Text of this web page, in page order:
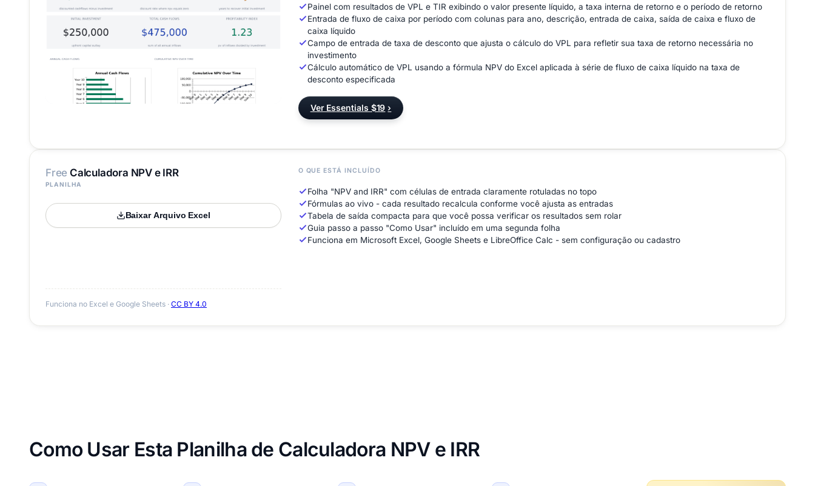
Free Calculadora NPV e IRR
PLANILHA
Baixar Arquivo Excel
Funciona no Excel e Google Sheets · CC BY 4.0
O QUE ESTÁ INCLUÍDO
Folha "NPV and IRR" com células de entrada claramente rotuladas no topo
Fórmulas ao vivo - cada resultado recalcula conforme você ajusta as entradas
Tabela de saída compacta para que você possa verificar os resultados sem rolar
Guia passo a passo "Como Usar" incluído em uma segunda folha
Funciona em Microsoft Excel, Google Sheets e LibreOffice Calc - sem configuração ou cadastro
Painel com resultados de VPL e TIR exibindo o valor presente líquido, a taxa interna de retorno e o período de retorno
Entrada de fluxo de caixa por período com colunas para ano, descrição, entrada de caixa, saída de caixa e fluxo de
caixa líquido
Campo de entrada de taxa de desconto que ajusta o cálculo do VPL para refletir sua taxa de retorno necessária no
investimento
Cálculo automático de VPL usando a fórmula NPV do Excel aplicada à série de fluxo de caixa líquido na taxa de
desconto especificada
Ver Essentials $19 ›
Como Usar Esta Planilha de Calculadora NPV e IRR